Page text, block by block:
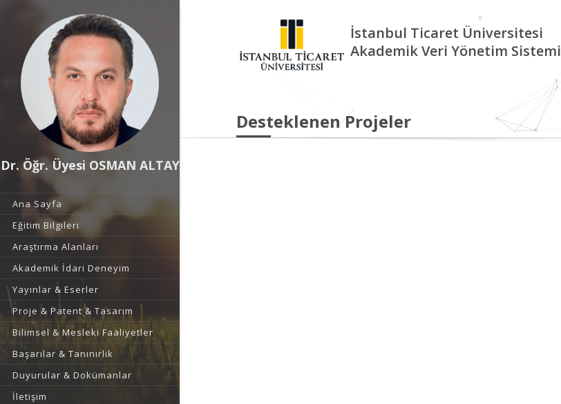
Dr. Öğr. Üyesi OSMAN ALTAY
Ana Sayfa
Eğitim Bilgileri
Araştırma Alanları
Akademik İdari Deneyim
Yayınlar & Eserler
Proje & Patent & Tasarım
Bilimsel & Mesleki Faaliyetler
Başarılar & Tanınırlık
Duyurular & Dokümanlar
İletişim
İstanbul Ticaret Üniversitesi
Akademik Veri Yönetim Sistemi
Desteklenen Projeler